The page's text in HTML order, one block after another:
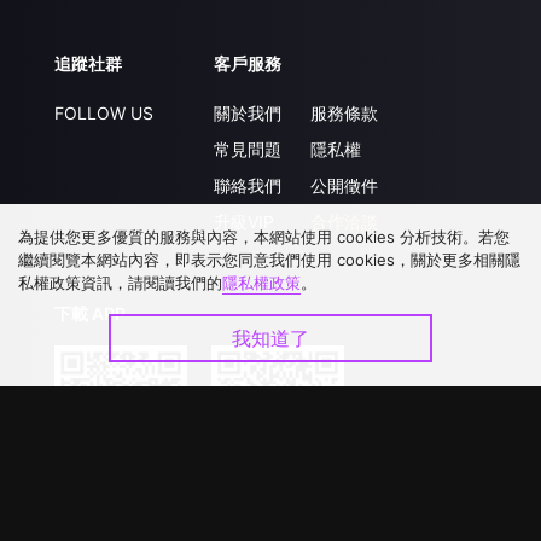
追蹤社群
FOLLOW US
客戶服務
關於我們
常見問題
聯絡我們
服務條款
隱私權
公開徵件
下載 APP
為提供您更多優質的服務與內容，本網站使用 cookies 分析技術。若您
繼續閱覽本網站內容，即表示您同意我們使用 cookies，關於更多相關隱
私權政策資訊，請閱讀我們的隱私權政策。
我知道了